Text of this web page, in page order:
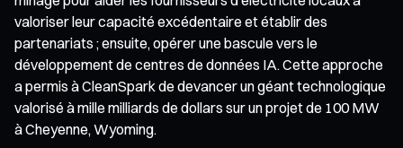
valoriser leur capacité excédentaire et établir des
partenariats ; ensuite, opérer une bascule vers le
développement de centres de données IA. Cette approche
a permis à CleanSpark de devancer un géant technologique
valorisé à mille milliards de dollars sur un projet de 100 MW
à Cheyenne, Wyoming.